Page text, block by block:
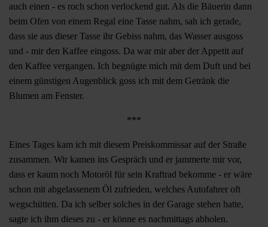
auch einen - es roch schon verlockend gut. Als die Bäuerin dann
beim Ofen von einem Regal eine Tasse nahm, sah ich gerade,
dass sie aus dieser Tasse ihr Gebiss nahm, das Wasser ausgoss
und - mir den Kaffee eingoss. Da war mir aber der Appetit auf
den Kaffee vergangen. Ich begnügte mich mit dem Duft und bei
einem günstigen Augenblick goss ich mit dem Getränk die
Blumen am Fenster.
***
Eines Tages kam ich mit diesem Preiskommissar auf der Straße
zusammen. Wir kamen ins Gespräch und er jammerte mir vor,
dass er kaum noch Motoröl für sein Kraftrad bekomme - er wäre
schon mit abgelassenem Öl zufrieden, welches Autofahrer oft
wegschütten. Da ich selber solches in der Garage stehen hatte,
sagte ich ihm dieses zu - er könne es nachmittags abholen.